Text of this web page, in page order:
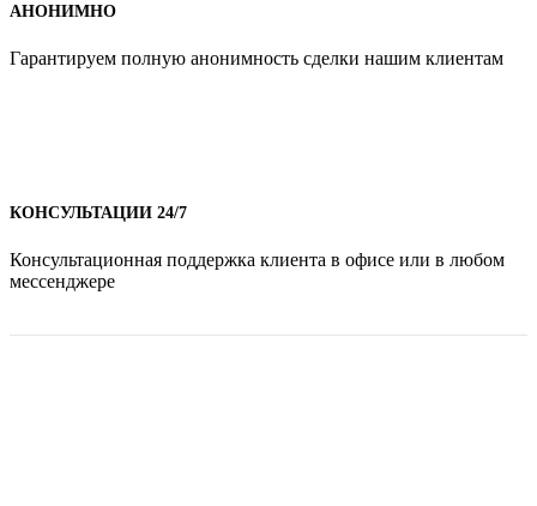
АНОНИМНО
Гарантируем полную анонимность сделки нашим клиентам
КОНСУЛЬТАЦИИ 24/7
Консультационная поддержка клиента в офисе или в любом
мессенджере